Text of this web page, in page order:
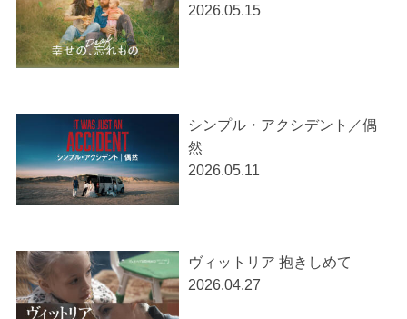
2026.05.15
シンプル・アクシデント／偶
然
2026.05.11
ヴィットリア 抱きしめて
2026.04.27